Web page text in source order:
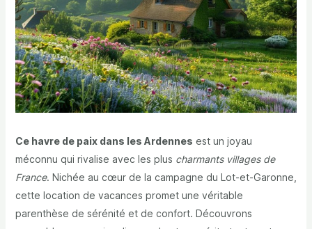
Ce havre de paix dans les Ardennes est un joyau
méconnu qui rivalise avec les plus charmants villages de
France. Nichée au cœur de la campagne du Lot-et-Garonne,
cette location de vacances promet une véritable
parenthèse de sérénité et de confort. Découvrons